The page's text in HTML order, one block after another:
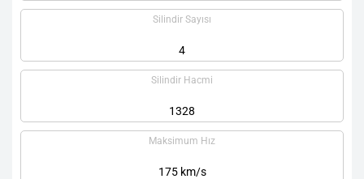
Silindir Sayısı
4
Silindir Hacmi
1328
Maksimum Hız
175 km/s